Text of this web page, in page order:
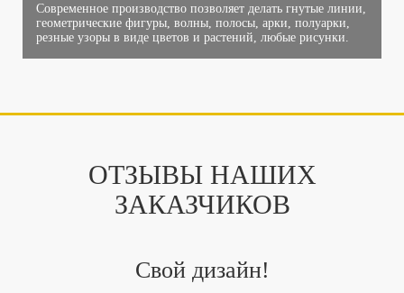
Современное производство позволяет делать гнутые линии,
геометрические фигуры, волны, полосы, арки, полуарки,
резные узоры в виде цветов и растений, любые рисунки.
ОТЗЫВЫ НАШИХ
ЗАКАЗЧИКОВ
Свой дизайн!